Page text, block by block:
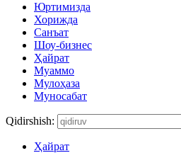
Юртимизда
Хорижда
Санъат
Шоу-бизнес
Ҳайрат
Муаммо
Мулоҳаза
Муносабат
Qidirshish:
Ҳайрат